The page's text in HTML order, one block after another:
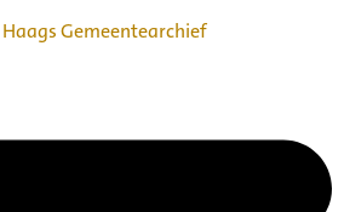
Gemeentearchief